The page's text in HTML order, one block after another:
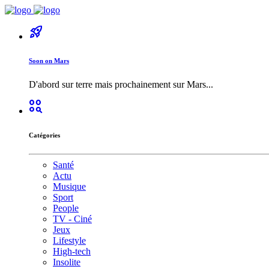
rocket_launch
Soon on Mars
D'abord sur terre mais prochainement sur Mars...
action_key
Catégories
Santé
Actu
Musique
Sport
People
TV - Ciné
Jeux
Lifestyle
High-tech
Insolite